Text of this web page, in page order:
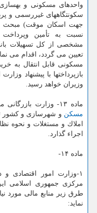
واحدهای مسكونی و
سكونتگاههای غیررسمی و
جهت اسكان موقت) مبحث
نسبت به تأمین
مشخصی از كل تسهیلات
تعیین می گردد، اقدام می
مسكونی قابل انتقال به
بازپرداختها با پیشنهاد
وزیران خواهد رسید.
ماده ۱۳- وزارت بازرگانی موظف است با همكاری وزارتخانه های
مسكن و شهرسازی و كشور
املاك و مستغلات و نحوه
اجراء گذارد.
ماده ۱۴-
۱-وزارت امور اقتصادی
مركزی جمهوری اسلامی
طرق زیر منابع مالی مورد
نماید: